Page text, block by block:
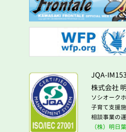
JQA-
株式会社
ソシオーク
子育て支援
相談事業の
（株）明日葉